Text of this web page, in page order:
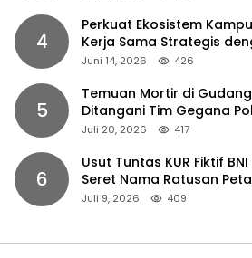
4
Perkuat Ekosistem
Kerja Sama Strategis
Juni 14, 2026 426
5
Temuan Mortir di
Ditangani Tim Gegana
Juli 20, 2026 417
6
Usut Tuntas KUR Fiktif
Seret Nama Ratusan
Juli 9, 2026 409